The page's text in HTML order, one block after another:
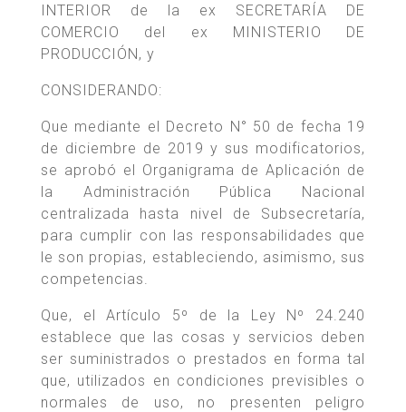
INTERIOR de la ex SECRETARÍA DE
COMERCIO del ex MINISTERIO DE
PRODUCCIÓN, y
CONSIDERANDO:
Que mediante el Decreto N° 50 de fecha 19
de diciembre de 2019 y sus modificatorios,
se aprobó el Organigrama de Aplicación de
la Administración Pública Nacional
centralizada hasta nivel de Subsecretaría,
para cumplir con las responsabilidades que
le son propias, estableciendo, asimismo, sus
competencias.
Que, el Artículo 5º de la Ley Nº 24.240
establece que las cosas y servicios deben
ser suministrados o prestados en forma tal
que, utilizados en condiciones previsibles o
normales de uso, no presenten peligro